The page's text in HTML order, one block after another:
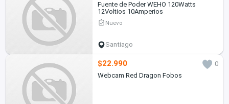
Fuente de Poder WEHO 120Watts
12Voltios 10Amperios
Nuevo
Santiago
$22.990
0
Webcam Red Dragon Fobos